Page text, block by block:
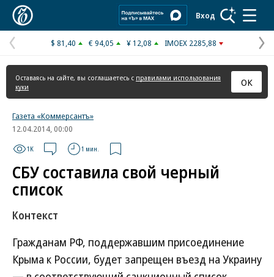
Вход
Предыдущая
страница
$ 81,40 € 94,05 ¥ 12,08 IMOEX 2285,88
Оставаясь на сайте, вы соглашаетесь с правилами использования
куки
ОК
Газета «Коммерсантъ»
12.04.2014, 00:00
1K 1 мин.
СБУ составила свой черный
список
Контекст
Гражданам РФ, поддержавшим присоединение
Крыма к России, будет запрещен въезд на Украину